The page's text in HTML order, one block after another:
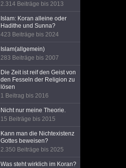
2.314 Beiträge bis 2013
Islam: Koran alleine oder
Hadithe und Sunna?
423 Beiträge bis 2024
Islam(allgemein)
283 Beiträge bis 2007
Die Zeit ist reif den Geist von
den Fesseln der Religion zu
lösen
1 Beitrag bis 2016
Nicht nur meine Theorie.
15 Beiträge bis 2015
Kann man die Nichtexistenz
Gottes beweisen?
2.350 Beiträge bis 2025
Was steht wirklich im Koran?